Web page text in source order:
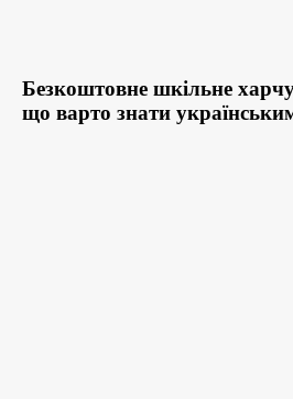
Безкоштовне шкільне
що варто знати